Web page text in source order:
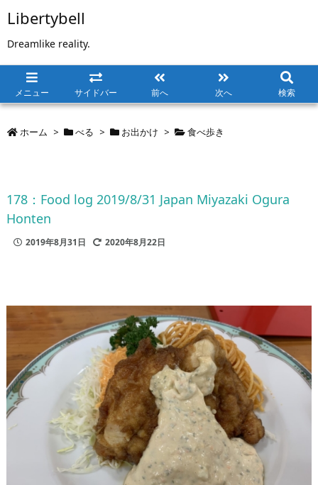
Libertybell
Dreamlike reality.
メニュー サイドバー 前へ 次へ 検索
ホーム > べる > お出かけ > 食べ歩き
178：Food log 2019/8/31 Japan Miyazaki Ogura
Honten
2019年8月31日 2020年8月22日